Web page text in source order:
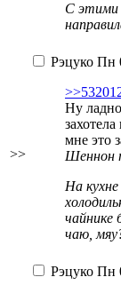
С этими
>>
Рэцуко Пн
Ну
мне это
Шеннон
На
чайнике
чаю,
Рэцуко Пн